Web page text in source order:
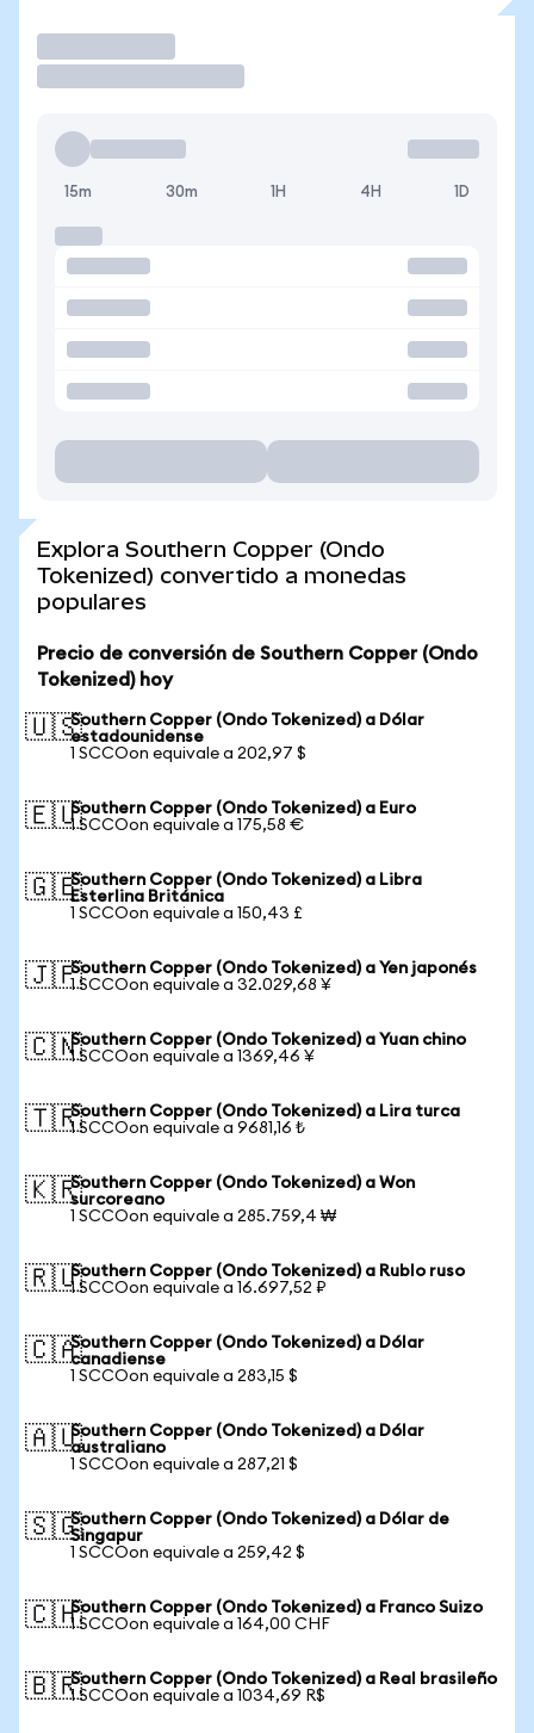
15m 30m 1H 4H 1D
Explora Southern Copper (Ondo
Tokenized) convertido a monedas
populares
Precio de conversión de Southern Copper (Ondo
Tokenized) hoy
🇺🇸Southern Copper (Ondo Tokenized) a Dólar
estadounidense
1 SCCOon equivale a 202,97 $
🇪🇺Southern Copper (Ondo Tokenized) a Euro
1 SCCOon equivale a 175,58 €
🇬🇧Southern Copper (Ondo Tokenized) a Libra
Esterlina Británica
1 SCCOon equivale a 150,43 £
🇯🇵Southern Copper (Ondo Tokenized) a Yen japonés
1 SCCOon equivale a 32.029,68 ¥
🇨🇳Southern Copper (Ondo Tokenized) a Yuan chino
1 SCCOon equivale a 1369,46 ¥
🇹🇷Southern Copper (Ondo Tokenized) a Lira turca
1 SCCOon equivale a 9681,16 ₺
🇰🇷Southern Copper (Ondo Tokenized) a Won
surcoreano
1 SCCOon equivale a 285.759,4 ₩
🇷🇺Southern Copper (Ondo Tokenized) a Rublo ruso
1 SCCOon equivale a 16.697,52 ₽
🇨🇦Southern Copper (Ondo Tokenized) a Dólar
canadiense
1 SCCOon equivale a 283,15 $
🇦🇺Southern Copper (Ondo Tokenized) a Dólar
australiano
1 SCCOon equivale a 287,21 $
🇸🇬Southern Copper (Ondo Tokenized) a Dólar de
Singapur
1 SCCOon equivale a 259,42 $
🇨🇭Southern Copper (Ondo Tokenized) a Franco Suizo
1 SCCOon equivale a 164,00 CHF
🇧🇷Southern Copper (Ondo Tokenized) a Real brasileño
1 SCCOon equivale a 1034,69 R$